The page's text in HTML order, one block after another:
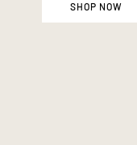
SHOP NOW